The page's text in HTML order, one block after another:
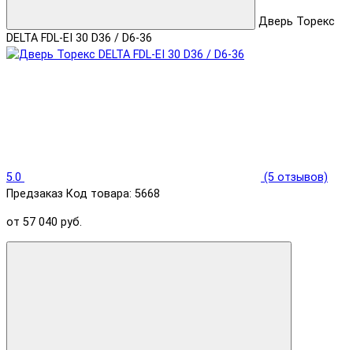
Дверь Торекс
DELTA FDL-EI 30 D36 / D6-36
5.0
(5 отзывов)
Предзаказ Код товара: 5668
от 57 040 руб.